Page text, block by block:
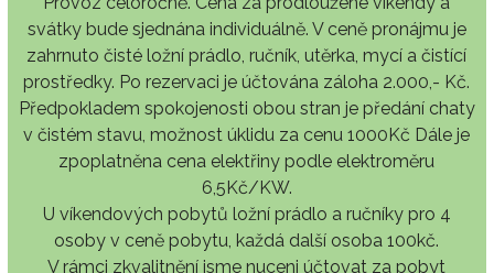
svátky bude sjednána individuálně. V ceně pronájmu je
zahrnuto čisté ložní prádlo, ručník, utěrka, mycí a čistící
prostředky. Po rezervaci je účtována záloha 2.000,- Kč.
Předpokladem spokojenosti obou stran je předání chaty
v čistém stavu, možnost úklidu za cenu 1000Kč Dále je
zpoplatněna cena elektřiny podle elektroměru
6,5Kč/KW.
U víkendových pobytů ložní prádlo a ručníky pro 4
osoby v ceně pobytu, každá další osoba 100kč.
V rámci zkvalitnění jsme nuceni účtovat za pobyt